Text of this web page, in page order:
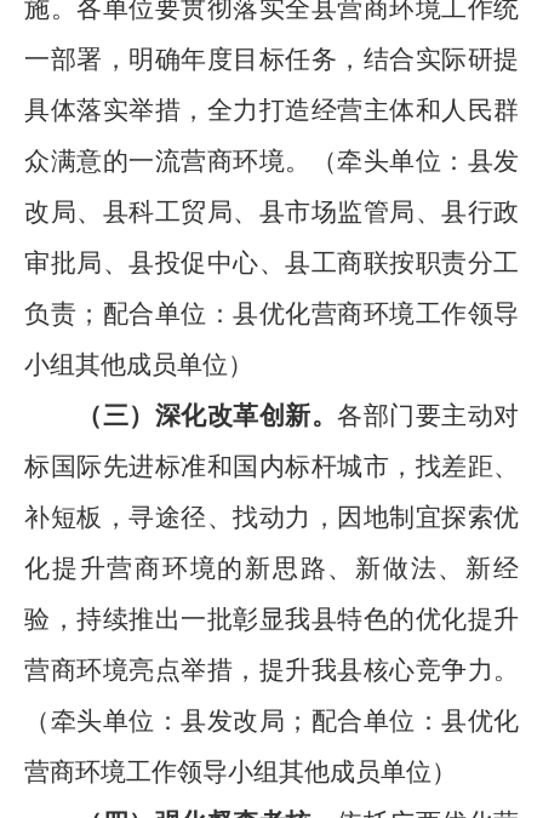
施。 各单位要贯彻落实全县营商环境工作统
一部署 ， 明确年度目标任务，结合实际研提
具体落实举措， 全力打造经营主体和人民群
众满意的一流营商环境。
（牵头单位：县发
改局、 县科工贸局、 县市场监管局、 县行政
审批局、 县投促中心、 县工商联按职责分工
负责；配合单位：县优化营商环境工作领导
小组其他成员单位 ）
（三）深化改革创新。 各部门 要主动对
标国际先进标准和国内标杆城市，找差距、
补短板，寻途径、找动力，因地制宜探索优
化提升营商环境的新思路、新做法、新经
验，持续推出一批彰显我县特色的优化提升
营商环境亮点举措，提升我县核心竞争力。
（牵头单位：县发改局；配合单位：县优化
营商环境工作领导小组其他成员单位 ）